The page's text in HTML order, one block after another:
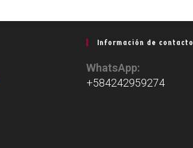
Información de contacto
WhatsApp:
+584242959274